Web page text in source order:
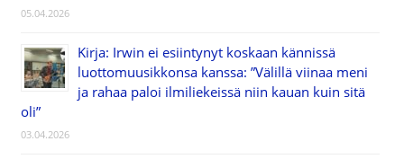
05.04.2026
Kirja: Irwin ei esiintynyt koskaan kännissä
luottomuusikkonsa kanssa: ”Välillä viinaa meni
ja rahaa paloi ilmiliekeissä niin kauan kuin sitä
oli”
03.04.2026